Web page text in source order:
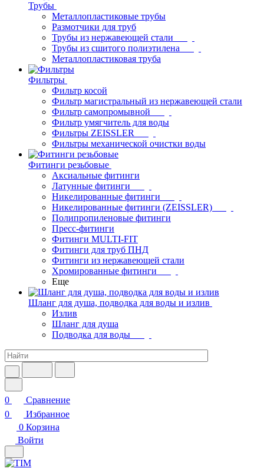
Трубы
Металлопластиковые трубы
Размотчики для труб
Трубы из нержавеющей стали
Трубы из сшитого полиэтилена
Металлопластиковая труба
Фильтры
Фильтр косой
Фильтр магистральный из нержавеющей стали
Фильтр самопромывной
Фильтр умягчитель для воды
Фильтры ZEISSLER
Фильтры механической очистки воды
Фитинги резьбовые
Аксиальные фитинги
Латунные фитинги
Никелированные фитинги
Никелированные фитинги (ZEISSLER)
Полипропиленовые фитинги
Пресс-фитинги
Фитинги MULTI-FIT
Фитинги для труб ПНД
Фитинги из нержавеющей стали
Хромированные фитинги
Еще
Шланг для душа, подводка для воды и излив
Излив
Шланг для душа
Подводка для воды
0
Сравнение
0
Избранное
0 Корзина
Войти